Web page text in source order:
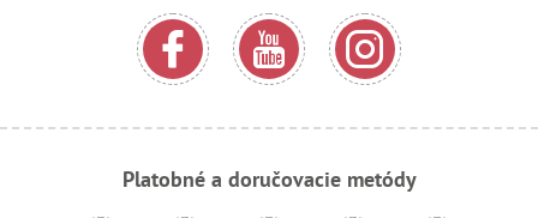
Platobné a doručovacie metódy